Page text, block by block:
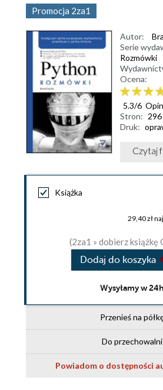
Promocja 2za1
Autor:
Serie
Rozmówki
Ocena:
5.3/6
Stron: 296
Druk:
Czytaj
Książka
29,40 zł
Dodaj do koszyka
Wysyłamy w 24h
Przenieś na
Do przechowalni
Powiadom o dostępności